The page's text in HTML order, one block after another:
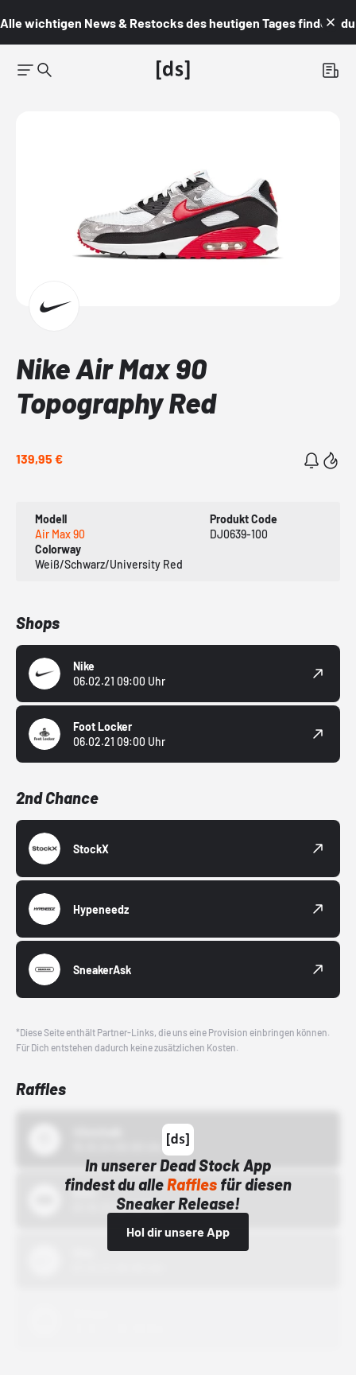
Alle wichtigen News & Restocks des heutigen Tages findest du
Nike Air Max 90
Topography Red
139,95 €
Modell
Air Max 90
Produkt Code
DJ0639-100
Colorway
Weiß/Schwarz/University Red
Shops
Nike
06.02.21 09:00 Uhr
Foot Locker
06.02.21 09:00 Uhr
2nd Chance
StockX
Hypeneedz
SneakerAsk
*Diese Seite enthält Partner-Links, die uns eine Provision einbringen können.
Für Dich entstehen dadurch keine zusätzlichen Kosten.
Raffles
In unserer Dead Stock App
findest du alleRafflesfür diesen
Sneaker Release!
Hol dir unsere App
Bstn
01.10.22 00:00 Uhr